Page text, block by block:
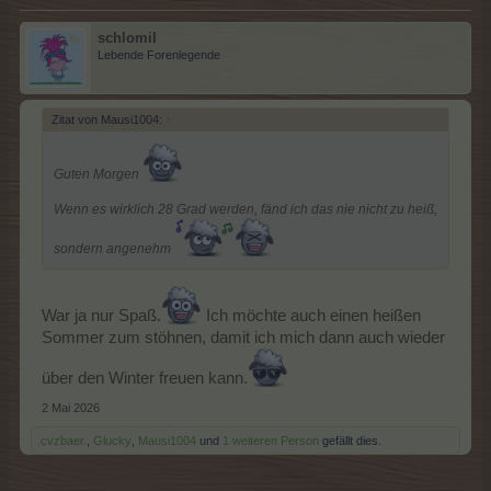
schlomil
Lebende Forenlegende
Zitat von Mausi1004: ↑
Guten Morgen
Wenn es wirklich 28 Grad werden, fänd ich das nie nicht zu heiß,
sondern angenehm
War ja nur Spaß.
Ich möchte auch einen heißen
Sommer zum stöhnen, damit ich mich dann auch wieder
über den Winter freuen kann.
2 Mai 2026
.cvzbaer. Glucky Mausi1004 und 1 weiteren Person gefällt dies.